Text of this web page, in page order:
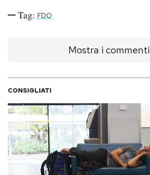
AREA PERSONALE
Area Personale
Newsletter
Notifiche mobile
Regala il Post
Tag: FDO
Mostra i commenti
CONSIGLIATI